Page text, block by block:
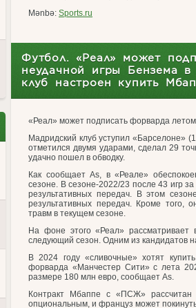
Mənbə: Sports.ru
Футбол. «Реал» может
неудачной игры Бензема
клуб настроен купить
«Реал» может подписать форварда
Мадридский клуб уступил «Барселоне»
отметился двумя ударами, сделал 29
удачно пошел в обводку.
Как сообщает As, в «Реале»
сезоне. В сезоне-2022/23 после 43 игр
результативных передач. В этом
результативных передач. Кроме того,
травм в текущем сезоне.
На фоне этого «Реал» рассматривает
следующий сезон. Одним из кандидатов
В 2024 году «сливочные» хотят
форварда «Манчестер Сити» с лета
размере 180 млн евро, сообщает As.
Контракт Мбаппе с «ПСЖ»
опциональным, и француз может